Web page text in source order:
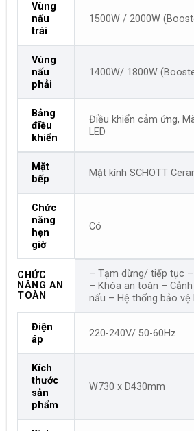
Vùng
nấu
trái
1500W / 2000W
Vùng
nấu
phải
1400W/ 1800W
Bảng
điều
khiển
Điều khiển cảm ứng,
LED
Mặt
bếp
Mặt kính SCHOTT
Chức
năng
hẹn
giờ
Có
CHỨC
NĂNG AN
TOÀN
– Tạm dừng/ tiếp tục –
– Khóa an toàn –
nấu – Hệ thống bảo vệ
Điện
áp
220-240V/ 50-60Hz
Kích
thước
sản
phẩm
W730 x D430mm